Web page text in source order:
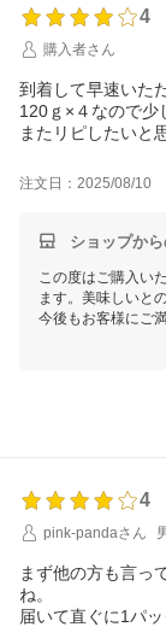
4
購入者さん
到着して早速いた
120ｇ×４なので少
またリピしたいと
注文日：2025/08/10
ショップか
この度はご購入い
ます。美味しいと
今後もお客様にご
4
pink-pandaさん
まず他の方も言っ
ね。
届いて直ぐに1パ